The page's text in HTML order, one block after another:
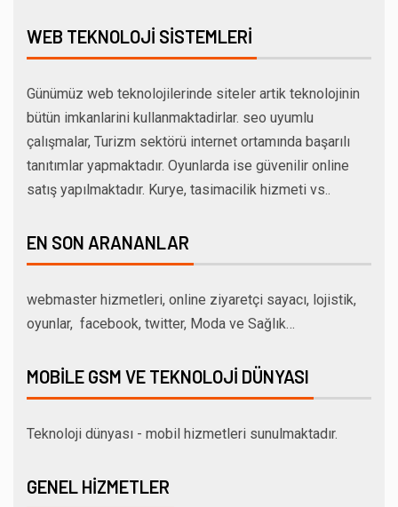
WEB TEKNOLOJI SISTEMLERI
Günümüz web teknolojilerinde siteler artik teknolojinin
bütün imkanlarini kullanmaktadirlar. seo uyumlu
çalışmalar, Turizm sektörü internet ortamında başarılı
tanıtımlar yapmaktadır. Oyunlarda ise güvenilir online
satış yapılmaktadır. Kurye, tasimacilik hizmeti vs..
EN SON ARANANLAR
webmaster hizmetleri, online ziyaretçi sayacı, lojistik,
oyunlar, facebook, twitter, Moda ve Sağlık…
MOBILE GSM VE TEKNOLOJI DÜNYASI
Teknoloji dünyası - mobil hizmetleri sunulmaktadır.
GENEL HIZMETLER